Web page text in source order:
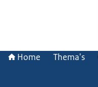
Home Thema's